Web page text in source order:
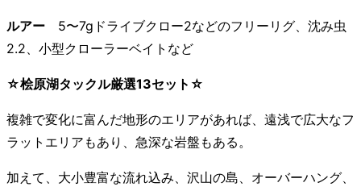
ルアー 5〜7gドライブクロー2などのフリーリグ、沈み虫
2.2、小型クローラーベイトなど
☆桧原湖タックル厳選13セット☆
複雑で変化に富んだ地形のエリアがあれば、遠浅で広大なフ
ラットエリアもあり、急深な岩盤もある。
加えて、大小豊富な流れ込み、沢山の島、オーバーハング、